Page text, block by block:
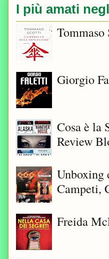
I più amati
Giorgio
Cosa è la
Review
Unboxing
Campeti,
Freida